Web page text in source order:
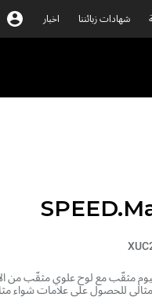
شهادات زبائننا اخبار
مثقّب مع لوح علوي مثقّب من
للحصول على علامات شواء